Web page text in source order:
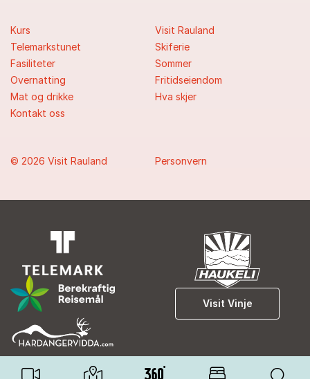
Kurs
Telemarkstunet
Fasiliteter
Overnatting
Mat og drikke
Kontakt oss
Visit Rauland
Skiferie
Sommer
Fritidseiendom
Hva skjer
© 2026 Visit Rauland Personvern
Visit Vinje